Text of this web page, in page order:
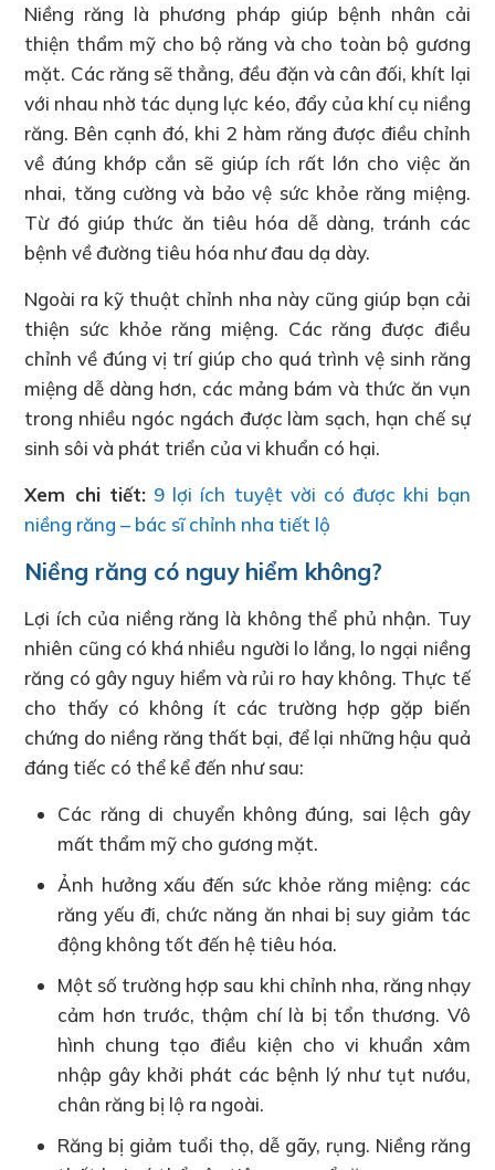
Niềng răng là phương pháp giúp bệnh nhân cải
thiện thẩm mỹ cho bộ răng và cho toàn bộ gương
mặt. Các răng sẽ thẳng, đều đặn và cân đối, khít lại
với nhau nhờ tác dụng lực kéo, đẩy của khí cụ niềng
răng. Bên cạnh đó, khi 2 hàm răng được điều chỉnh
về đúng khớp cắn sẽ giúp ích rất lớn cho việc ăn
nhai, tăng cường và bảo vệ sức khỏe răng miệng.
Từ đó giúp thức ăn tiêu hóa dễ dàng, tránh các
bệnh về đường tiêu hóa như đau dạ dày.
Ngoài ra kỹ thuật chỉnh nha này cũng giúp bạn cải
thiện sức khỏe răng miệng. Các răng được điều
chỉnh về đúng vị trí giúp cho quá trình vệ sinh răng
miệng dễ dàng hơn, các mảng bám và thức ăn vụn
trong nhiều ngóc ngách được làm sạch, hạn chế sự
sinh sôi và phát triển của vi khuẩn có hại.
Xem chi tiết: 9 lợi ích tuyệt vời có được khi bạn
niềng răng – bác sĩ chỉnh nha tiết lộ
Niềng răng có nguy hiểm không?
Lợi ích của niềng răng là không thể phủ nhận. Tuy
nhiên cũng có khá nhiều người lo lắng, lo ngại niềng
răng có gây nguy hiểm và rủi ro hay không. Thực tế
cho thấy có không ít các trường hợp gặp biến
chứng do niềng răng thất bại, để lại những hậu quả
đáng tiếc có thể kể đến như sau:
Các răng di chuyển không đúng, sai lệch gây
mất thẩm mỹ cho gương mặt.
Ảnh hưởng xấu đến sức khỏe răng miệng: các
răng yếu đi, chức năng ăn nhai bị suy giảm tác
động không tốt đến hệ tiêu hóa.
Một số trường hợp sau khi chỉnh nha, răng nhạy
cảm hơn trước, thậm chí là bị tổn thương. Vô
hình chung tạo điều kiện cho vi khuẩn xâm
nhập gây khởi phát các bệnh lý như tụt nướu,
chân răng bị lộ ra ngoài.
Răng bị giảm tuổi thọ, dễ gãy, rụng. Niềng răng